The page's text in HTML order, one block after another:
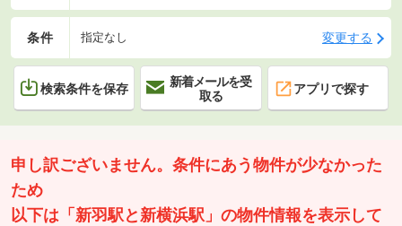
条件 指定なし 変更する
検索条件を保存
新着メールを受
取る
アプリで探す
申し訳ございません。条件にあう物件が少なかった
ため
以下は「新羽駅と新横浜駅」の物件情報を表示して